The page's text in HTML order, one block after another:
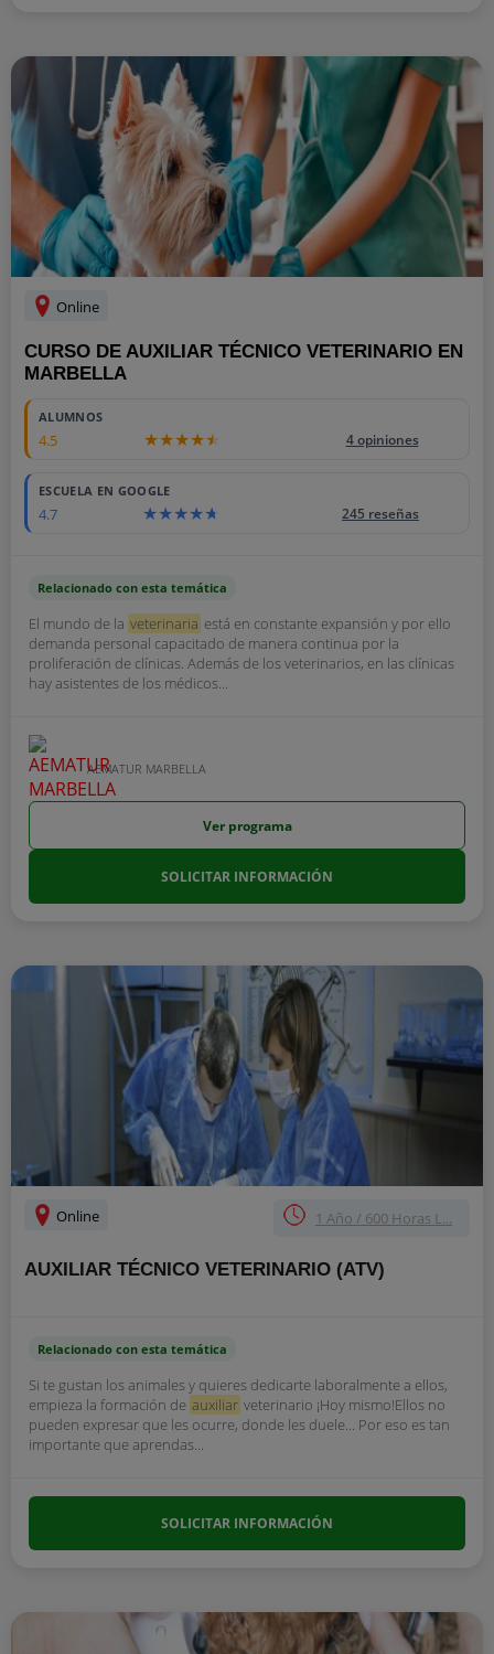
Online
CURSO DE AUXILIAR TÉCNICO VETERINARIO EN
MARBELLA
ALUMNOS
4.5 4 opiniones
ESCUELA EN GOOGLE
4.7 245 reseñas
Relacionado con esta temática
El mundo de la veterinaria está en constante expansión y por ello
demanda personal capacitado de manera continua por la
proliferación de clínicas. Además de los veterinarios, en las clínicas
hay asistentes de los médicos...
AEMATUR MARBELLA
Ver programa
SOLICITAR INFORMACIÓN
Online 1 Año / 600 Horas L...
AUXILIAR TÉCNICO VETERINARIO (ATV)
Relacionado con esta temática
Si te gustan los animales y quieres dedicarte laboralmente a ellos,
empieza la formación de auxiliar veterinario ¡Hoy mismo!Ellos no
pueden expresar que les ocurre, donde les duele... Por eso es tan
importante que aprendas...
SOLICITAR INFORMACIÓN